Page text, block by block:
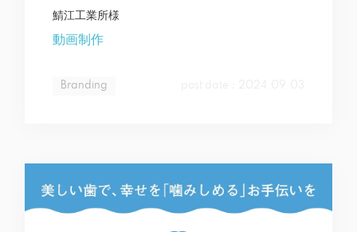
鯖江工業所様
動画制作
Branding